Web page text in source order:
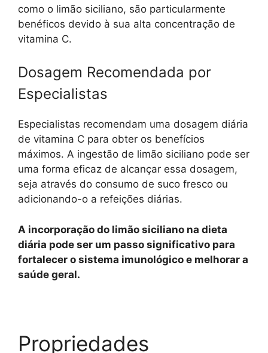
como o limão siciliano, são particularmente
benéficos devido à sua alta concentração de
vitamina C.
Dosagem Recomendada por
Especialistas
Especialistas recomendam uma dosagem diária
de vitamina C para obter os benefícios
máximos. A ingestão de limão siciliano pode ser
uma forma eficaz de alcançar essa dosagem,
seja através do consumo de suco fresco ou
adicionando-o a refeições diárias.
A incorporação do limão siciliano na dieta
diária pode ser um passo significativo para
fortalecer o sistema imunológico e melhorar a
saúde geral.
Propriedades